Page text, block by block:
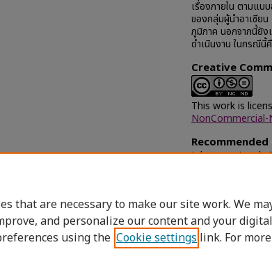
เรื่องภายใน ตามแบ
ของกลุ่มผู้นำอาเซีย
ภูมิภาค นอกจากนี้ยัง
ดำเนินงาน ในกรณีนี้
Creative
This work is
Johannes,
that are necessary to make our site work. We
and personalize our content and your
using the Cookie settings link. For